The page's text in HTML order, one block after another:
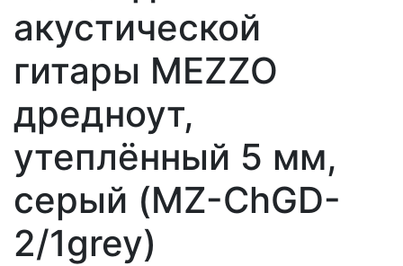
акустической
гитары MEZZO
дредноут,
утеплённый 5 мм,
серый (MZ-ChGD-
2/1grey)